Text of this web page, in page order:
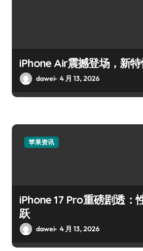
iPhone Air震撼登场，新特
dawei 4 月 13, 2026
苹果资讯
iPhone 17 Pro重磅剧透：
跃
dawei 4 月 13, 2026